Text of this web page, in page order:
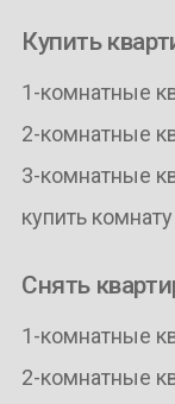
Купить
1-комнатные
2-комнатные
3-комнатные
купить комнату
Снять
1-комнатные
2-комнатные